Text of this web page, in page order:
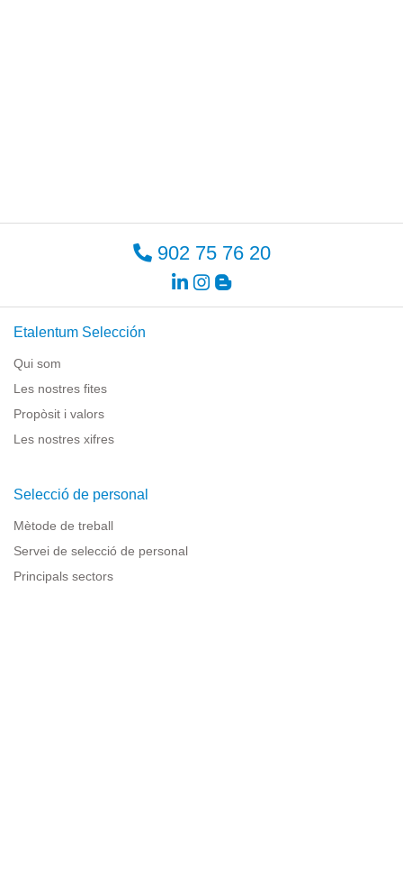
902 75 76 20
Etalentum Selección
Qui som
Les nostres fites
Propòsit i valors
Les nostres xifres
Selecció de personal
Mètode de treball
Servei de selecció de personal
Principals sectors